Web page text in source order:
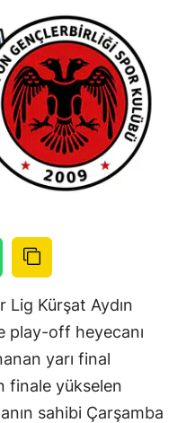
Lig Kürşat Aydın
play-off heyecanı
yarı final
finale yükselen
sahibi Çarşamba